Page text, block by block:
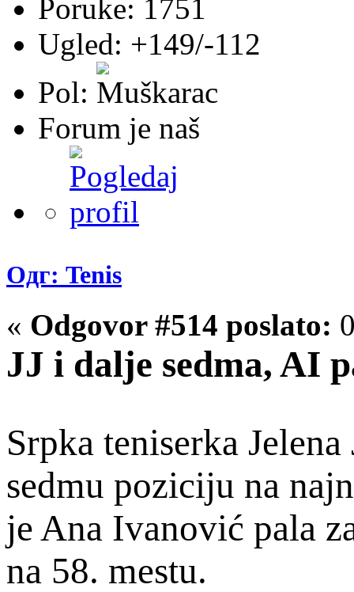
Poruke: 1751
Ugled: +149/-112
Pol:
Forum je naš
Одг: Tenis
« Odgovor #514 poslato:
JJ i dalje sedma, AI
Srpka teniserka
sedmu poziciju na
je Ana Ivanović pala
na 58. mestu.